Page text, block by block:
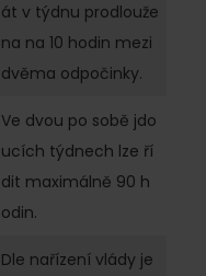
át v týdnu prodlouže
na na 10 hodin mezi
dvěma odpočinky.
Ve dvou po sobě jdo
ucích týdnech lze ří
dit maximálně 90 h
odin.
Dle nařízení vlády je